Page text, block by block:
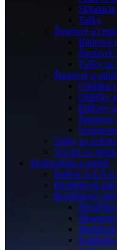
Tašky
Športové a
Bedrové
Športové
Tašky na
Športové a
Obličky
Plážové
Športové
Tašky na
Vrecká so
Technológia a mobil
Batérie AA/
Bezdrôtová
Bezdrôtové